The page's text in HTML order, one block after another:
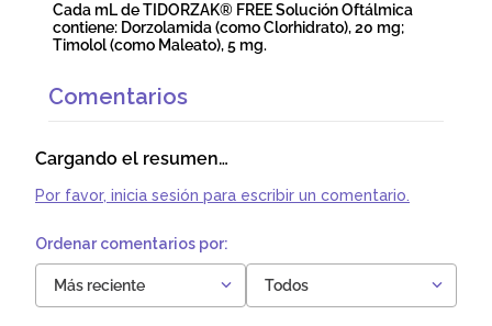
Cada mL de TIDORZAK® FREE Solución Oftálmica
contiene: Dorzolamida (como Clorhidrato), 20 mg;
Timolol (como Maleato), 5 mg.
Comentarios
Cargando el resumen…
Por favor, inicia sesión para escribir un comentario.
Más reciente Todos